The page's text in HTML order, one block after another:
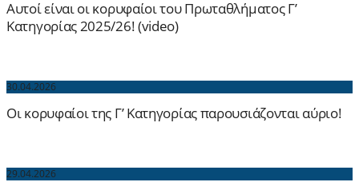
Αυτοί είναι οι κορυφαίοι του Πρωταθλήματος Γ’
Κατηγορίας 2025/26! (video)
30.04.2026
Οι κορυφαίοι της Γ’ Κατηγορίας παρουσιάζονται αύριο!
29.04.2026